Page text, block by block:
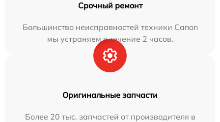
Срочный ремонт
Большинство неисправностей техники Canon
мы устраняем в течение 2 часов.
Оригинальные запчасти
Более 20 тыс. запчастей от производителя в